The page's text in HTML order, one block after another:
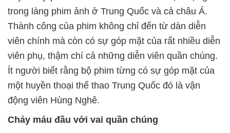
trong làng phim ảnh ở Trung Quốc và cả châu Á.
Thành công của phim không chỉ đến từ dàn diễn
viên chính mà còn có sự góp mặt của rất nhiều diễn
viên phụ, thậm chí cả những diễn viên quần chúng.
Ít người biết rằng bộ phim từng có sự góp mặt của
một huyền thoại thể thao Trung Quốc đó là vận
động viên Hùng Nghê.
Chảy máu đầu với vai quần chúng